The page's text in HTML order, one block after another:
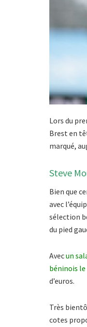
Lors du
Brest en
marqué,
Steve
Bien que
avec
sélection
du pied
Avecun
béninois le
d’euros.
Très
cotes